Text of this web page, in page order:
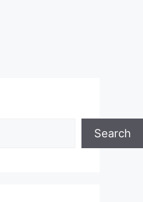
Search